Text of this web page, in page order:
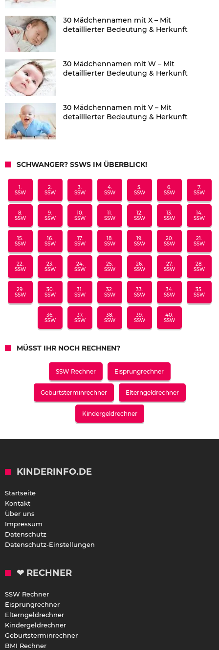
30 Mädchennamen mit X – Mit
detaillierter Bedeutung & Herkunft
30 Mädchennamen mit W – Mit
detaillierter Bedeutung & Herkunft
30 Mädchennamen mit V – Mit
detaillierter Bedeutung & Herkunft
SCHWANGER? SSWS IM ÜBERBLICK!
1.
SSW
2.
SSW
3.
SSW
4.
SSW
5.
SSW
6.
SSW
7.
SSW
8.
SSW
9.
SSW
10.
SSW
11.
SSW
12.
SSW
13.
SSW
14.
SSW
15.
SSW
16.
SSW
17.
SSW
18.
SSW
19.
SSW
20.
SSW
21.
SSW
22.
SSW
23.
SSW
24.
SSW
25.
SSW
26.
SSW
27.
SSW
28.
SSW
29.
SSW
30.
SSW
31.
SSW
32.
SSW
33.
SSW
34.
SSW
35.
SSW
36.
SSW
37.
SSW
38.
SSW
39.
SSW
40.
SSW
MÜSST IHR NOCH RECHNEN?
SSW Rechner Eisprungrechner
Geburtsterminrechner Elterngeldrechner
Kindergeldrechner
KINDERINFO.DE
Startseite
Kontakt
Über uns
Impressum
Datenschutz
Datenschutz-Einstellungen
❤ RECHNER
SSW Rechner
Eisprungrechner
Elterngeldrechner
Kindergeldrechner
Geburtsterminrechner
BMI Rechner